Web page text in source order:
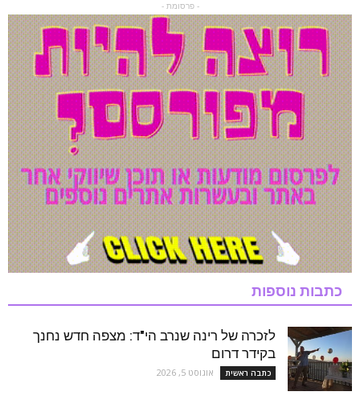
- פרסומת -
כתבות נוספות
לזכרה של רינה שנרב הי"ד: מצפה חדש נחנך
בקידר דרום
כתבה ראשית אוגוסט 5, 2026